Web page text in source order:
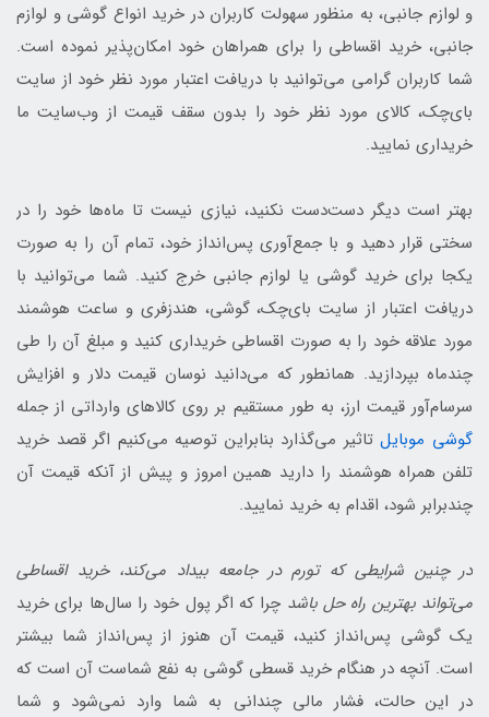
و لوازم جانبی، به منظور سهولت کاربران در خرید انواع گوشی و لوازم
جانبی، خرید اقساطی را برای همراهان خود امکان‌پذیر نموده است.
شما کاربران گرامی می‌توانید با دریافت اعتبار مورد نظر خود از سایت
بای‌چک، کالای مورد نظر خود را بدون سقف قیمت از وب‌سایت ما
خریداری نمایید.
بهتر است دیگر دست‌دست نکنید، نیازی نیست تا ماه‌ها خود را در
سختی قرار دهید و با جمع‌آوری پس‌انداز خود، تمام آن را به صورت
یکجا برای خرید گوشی یا لوازم جانبی خرج کنید. شما می‌توانید با
دریافت اعتبار از سایت بای‌چک، گوشی، هندزفری و ساعت هوشمند
مورد علاقه خود را به صورت اقساطی خریداری کنید و مبلغ آن را طی
چندماه بپردازید. همانطور که می‌دانید نوسان قیمت دلار و افزایش
سرسام‌آور قیمت ارز، به طور مستقیم بر روی کالاهای وارداتی از جمله
گوشی موبایلتاثیر می‌گذارد بنابراین توصیه می‌کنیم اگر قصد خرید
تلفن همراه هوشمند را دارید همین امروز و پیش از آنکه قیمت آن
چندبرابر شود، اقدام به خرید نمایید.
در چنین شرایطی که تورم در جامعه بیداد می‌کند، خرید اقساطی
می‌تواند بهترین راه‌ حل باشد چرا که اگر پول خود را سال‌ها برای خرید
یک گوشی پس‌انداز کنید، قیمت آن هنوز از پس‌‌انداز شما بیشتر
است. آنچه در هنگام خرید قسطی گوشی به نفع شماست آن است که
در این حالت، فشار مالی چندانی به شما وارد نمی‌شود و شما